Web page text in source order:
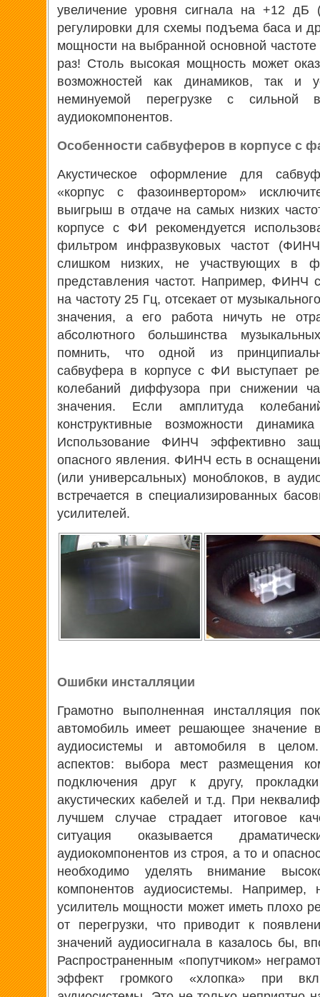
увеличение уровня сигнала на +12 дБ
регулировки для схемы подъема баса и
мощности на выбранной основной
раз! Столь высокая мощность может
возможностей как динамиков, так и
неминуемой перегрузке с сильной
аудиокомпонентов.
Особенности сабвуферов в корпусе с
Акустическое оформление для
«корпус с фазоинвертором»
выигрыш в отдаче на самых низких
корпусе с ФИ рекомендуется
фильтром инфразвуковых частот
слишком низких, не участвующих в
представления частот. Например, ФИНЧ
на частоту 25 Гц, отсекает от
значения, а его работа ничуть не
абсолютного большинства
помнить, что одной из
сабвуфера в корпусе с ФИ выступает
колебаний диффузора при снижении
значения. Если амплитуда
конструктивные возможности
Использование ФИНЧ эффективно
опасного явления. ФИНЧ есть в
(или универсальных) моноблоков, в
встречается в специализированных
усилителей.
Ошибки инсталляции
Грамотно выполненная инсталляция
автомобиль имеет решающее значение
аудиосистемы и автомобиля в
аспектов: выбора мест размещения
подключения друг к другу,
акустических кабелей и т.д. При
лучшем случае страдает итоговое
ситуация оказывается
аудиокомпонентов из строя, а то и
необходимо уделять внимание
компонентов аудиосистемы. Например,
усилитель мощности может иметь плохо
от перегрузки, что приводит к
значений аудиосигнала в казалось бы,
Распространенным «попутчиком»
эффект громкого «хлопка» при